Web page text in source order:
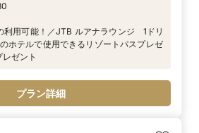
利用可能！／JTB ルアナラウンジ 1ドリ
ホテルで使用できるリゾートパスプレゼ
ゼント
プラン詳細